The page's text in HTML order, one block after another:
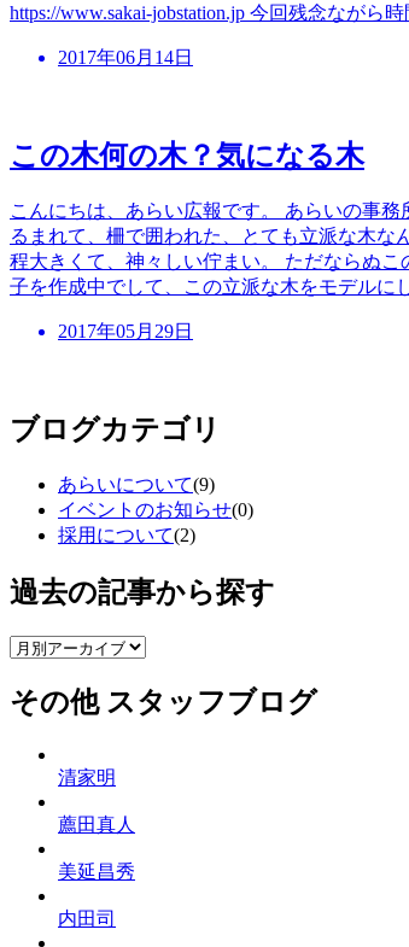
https://www.sakai-jobstation.jp 今回残念ながら
2017年06月14日
この木何の木？気になる木
こんにちは、あらい広報です。 あらいの事
るまれて、柵で囲われた、とても立派な木
程大きくて、神々しい佇まい。 ただならぬ
子を作成中でして、この立派な木をモデルに
2017年05月29日
ブログカテゴリ
あらいについて(9)
イベントのお知らせ(0)
採用について(2)
過去の記事から探す
その他 スタッフブログ
清家明
薦田真人
美延昌秀
内田司